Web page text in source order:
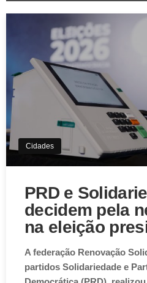
Cidades
PRD e
decidem pela
na eleição
A federação Renovação
partidos Solidariedade e